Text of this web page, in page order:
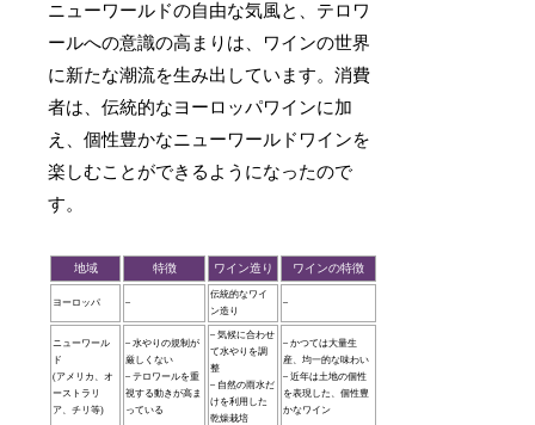
ニューワールドの自由な気風と、テロワ
ールへの意識の高まりは、ワインの世界
に新たな潮流を生み出しています。消費
者は、伝統的なヨーロッパワインに加
え、個性豊かなニューワールドワインを
楽しむことができるようになったので
す。
地域 特徴 ワイン造り ワインの特徴
ヨーロッパ –
伝統的なワイ
ン造り
–
ニューワール
ド
(アメリカ、オ
ーストラリ
ア、チリ等)
– 水やりの規制が
厳しくない
– テロワールを重
視する動きが高ま
っている
– 気候に合わせ
て水やりを調
整
– 自然の雨水だ
けを利用した
乾燥栽培
– かつては大量生
産、均一的な味わい
– 近年は土地の個性
を表現した、個性豊
かなワイン